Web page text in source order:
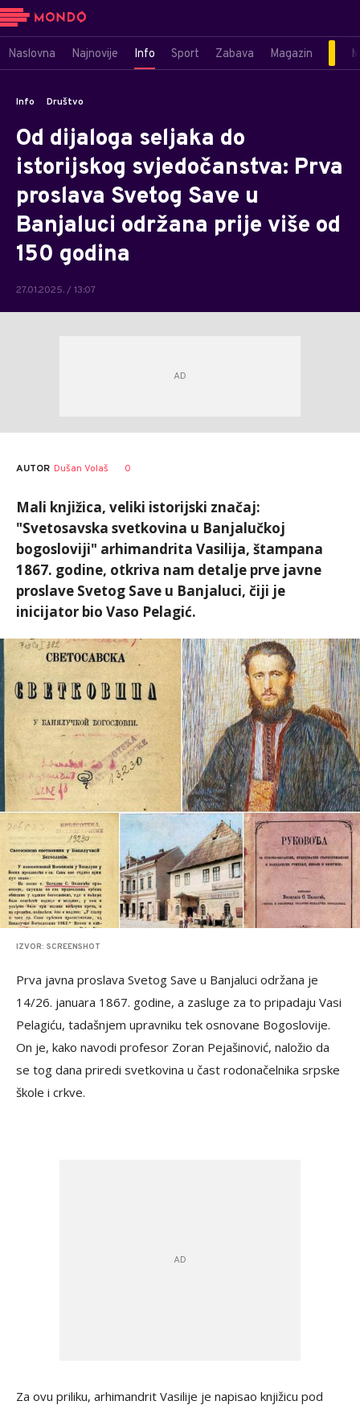
Naslovna Najnovije Info Sport Zabava Magazin
Info Društvo
Od dijaloga seljaka do
istorijskog svjedočanstva: Prva
proslava Svetog Save u
Banjaluci održana prije više od
150 godina
27.01.2025. / 13:07
AUTOR Dušan Volaš 0
Mali knjižica, veliki istorijski značaj:
"Svetosavska svetkovina u Banjalučkoj
bogosloviji" arhimandrita Vasilija, štampana
1867. godine, otkriva nam detalje prve javne
proslave Svetog Save u Banjaluci, čiji je
inicijator bio Vaso Pelagić.
IZVOR: SCREENSHOT
Prva javna proslava Svetog Save u Banjaluci održana je
14/26. januara 1867. godine, a zasluge za to pripadaju Vasi
Pelagiću, tadašnjem upravniku tek osnovane Bogoslovije.
On je, kako navodi profesor Zoran Pejašinović, naložio da
se tog dana priredi svetkovina u čast rodonačelnika srpske
škole i crkve.
Za ovu priliku, arhimandrit Vasilije je napisao knjižicu pod